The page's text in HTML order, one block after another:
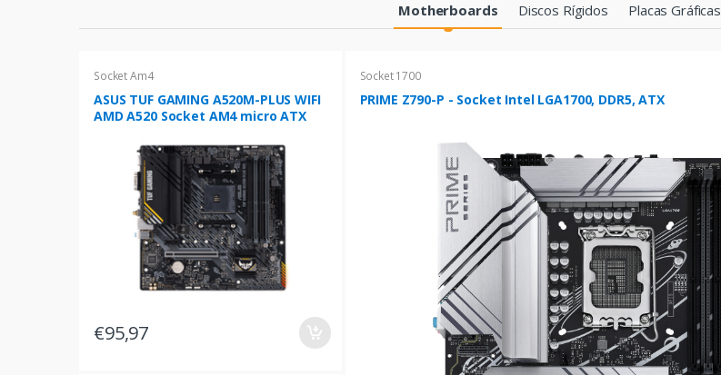
Motherboards Discos Rígidos Placas Gráficas
Socket Am4
ASUS TUF GAMING A520M-PLUS WIFI
AMD A520 Socket AM4 micro ATX
€95,97
Socket 1700
PRIME Z790-P - Socket Intel LGA1700, DDR5, ATX